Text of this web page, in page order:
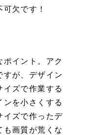
欠です！
ポイント。アク
すが、デザイン
イズで作業する
を小さくする
イズで作ったデ
も画質が荒くな